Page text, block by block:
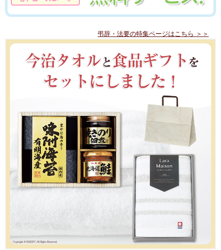
弔辞・法要の特集ページはこちら ＞＞